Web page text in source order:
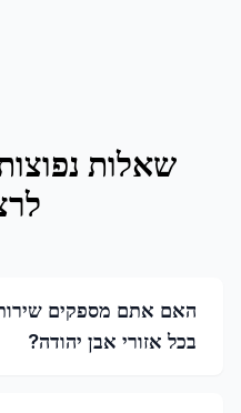
שאלות
האם אתם מספקים
בכל אזורי אבן יהודה?